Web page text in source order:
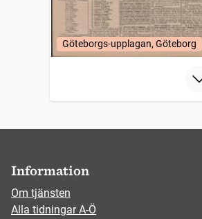
Göteborgs-upplagan, Göteborg
Information
Om tjänsten
Alla tidningar A-Ö